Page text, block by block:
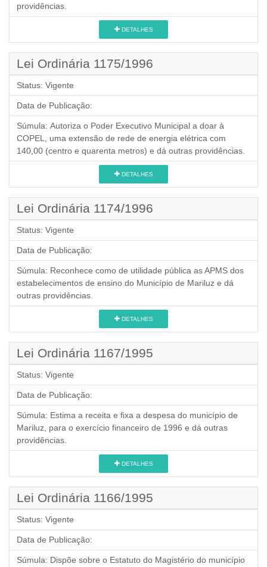
providências.
DETALHES
Lei Ordinária 1175/1996
Status: Vigente
Data de Publicação:
Súmula: Autoriza o Poder Executivo Municipal a doar à
COPEL, uma extensão de rede de energia elétrica com
140,00 (centro e quarenta metros) e dá outras providências.
DETALHES
Lei Ordinária 1174/1996
Status: Vigente
Data de Publicação:
Súmula: Reconhece como de utilidade pública as APMS dos
estabelecimentos de ensino do Município de Mariluz e dá
outras providências.
DETALHES
Lei Ordinária 1167/1995
Status: Vigente
Data de Publicação:
Súmula: Estima a receita e fixa a despesa do município de
Mariluz, para o exercício financeiro de 1996 e dá outras
providências.
DETALHES
Lei Ordinária 1166/1995
Status: Vigente
Data de Publicação:
Súmula: Dispõe sobre o Estatuto do Magistério do município